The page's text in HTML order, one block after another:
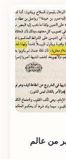
من عالم